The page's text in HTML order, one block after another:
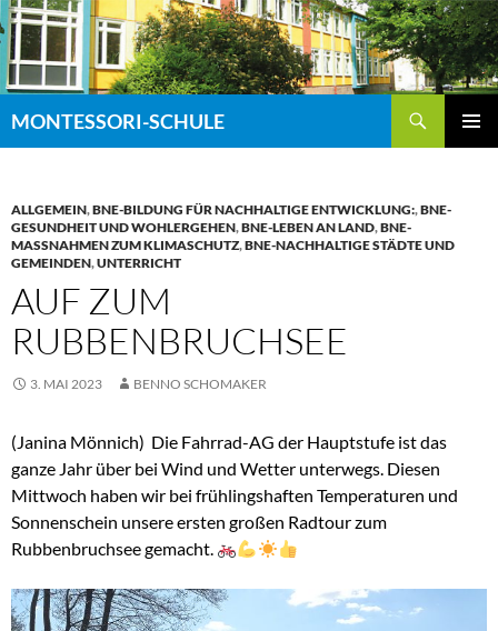
Zum
Inhalt
springen
MONTESSORI-SCHULE
ALLGEMEIN,BNE-BILDUNG FÜR NACHHALTIGE ENTWICKLUNG:,BNE-
GESUNDHEIT UND WOHLERGEHEN,BNE-LEBEN AN LAND,BNE-
MASSNAHMEN ZUM KLIMASCHUTZ ,BNE-NACHHALTIGE STÄDTE UND
GEMEINDEN,UNTERRICHT
AUF ZUM
RUBBENBRUCHSEE
3. MAI 2023 BENNO SCHOMAKER
(Janina Mönnich) Die Fahrrad-AG der Hauptstufe ist das
ganze Jahr über bei Wind und Wetter unterwegs. Diesen
Mittwoch haben wir bei frühlingshaften Temperaturen und
Sonnenschein unsere ersten großen Radtour zum
Rubbenbruchsee gemacht.